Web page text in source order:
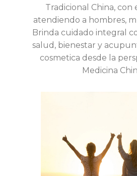
Tradicional China, con
atendiendo a hombres,
Brinda cuidado integral
salud, bienestar y
cosmetica desde la
Medicina